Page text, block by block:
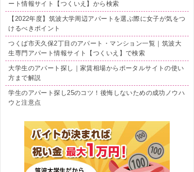
ート情報サイト【つくいえ】から検索
【2022年度】筑波大学周辺アパートを選ぶ際に女子が気をつ
けるべきポイント
つくば市天久保2丁目のアパート・マンション一覧｜筑波大
生専門アパート情報サイト【つくいえ】で検索
大学生のアパート探し｜家賃相場からポータルサイトの使い
方まで解説
学生のアパート探し25のコツ！後悔しないための成功ノウハ
ウと注意点